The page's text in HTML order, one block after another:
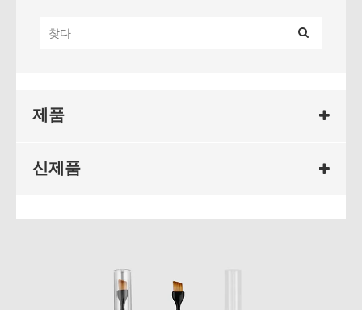
제품
신제품